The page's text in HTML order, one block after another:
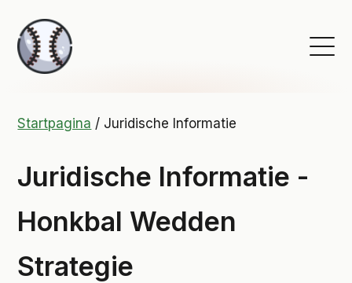
Startpagina / Juridische Informatie
Juridische Informatie -
Honkbal Wedden
Strategie